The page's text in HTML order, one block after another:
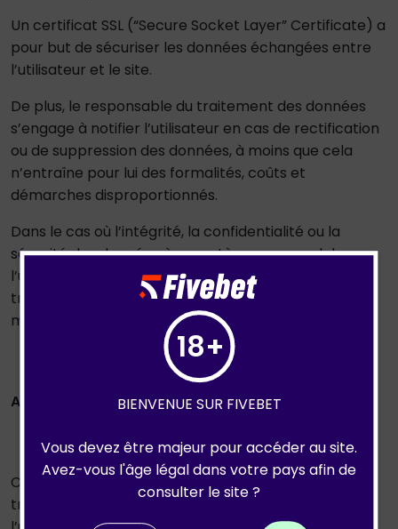
Un certificat SSL (“Secure Socket Layer” Certificate) a
pour but de sécuriser les données échangées entre
l’utilisateur et le site.
De plus, le responsable du traitement des données
s’engage à notifier l’utilisateur en cas de rectification
ou de suppression des données, à moins que cela
n’entraîne pour lui des formalités, coûts et
démarches disproportionnés.
Dans le cas où l’intégrité, la confidentialité ou la
sécurité des données à caractère personnel de
l’utilisateur est compromise, le responsable du
traitement s’engage à informer l’utilisateur par tout
moyen.
ARTICLE 5 : DROITS DE L’UTILISATEUR
Conformément à la réglementation concernant le
traitement des données à caractère personnel,
18+
BIENVENUE SUR FIVEBET
Vous devez être majeur pour accéder au site.
Avez-vous l'âge légal dans votre pays afin de
consulter le site ?